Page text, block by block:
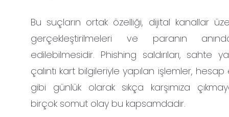
Bu suçların ortak özelliği, dijital kanallar
gerçekleştirilmeleri ve paranın
edilebilmesidir. Phishing saldırıları, sahte
çalıntı kart bilgileriyle yapılan işlemler,
gibi günlük olarak sıkça karşımıza
birçok somut olay bu kapsamdadır.